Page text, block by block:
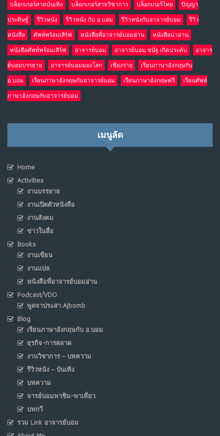
บล็อกเกอร์สายบันเทิง บล็อกเกอร์สายวิชาการ บล็อกเกอร์ไทย ปัญญา
ประดิษฐ์ รีวิวหนัง รีวิวหนัง กับ อ.บอม รีวิวหนังกับอาจารย์บอม รีวิว
หนังสือ ศัพท์พร้อมเสิร์ฟ หนังสือที่อาจารย์บอมอ่าน หนังสือน่าอ่าน
หนังสือศัพท์พร้อมเสิร์ฟ อาจารย์บอม อาจารย์บอม ชนัฐ เกิดประดับ อาจาร
ย์บอมบรรยาย อาจารย์บอมมองโลก เชียงราย เรียนภาษาอังกฤษกับ
อ.บอม เรียนภาษาอังกฤษกับอาจารย์บอม เรียนภาษาอังกฤษฟรี เรียนศัพท์
ภาษาอังกฤษกับอาจารย์บอม
เมนูลัด
Home
Activities
งานบรรยาย
งานเปิดตัวหนังสือ
งานสังคม
ข่าวในสื่อ
Books
งานเขียน
งานแปล
หนังสือที่อาจารย์บอมอ่าน
Podcast/VDO
พูดจาประสา Ajbomb
Blog
เรียนภาษาอังกฤษกับ อ.บอม
ธุรกิจ-การตลาด
งานวิชาการ – บทความ
รีวิวหนัง – บันเทิง
บทความ
จารย์บอมพาชิม-พาเที่ยว
บทกวี
รวม Link อาจารย์บอม